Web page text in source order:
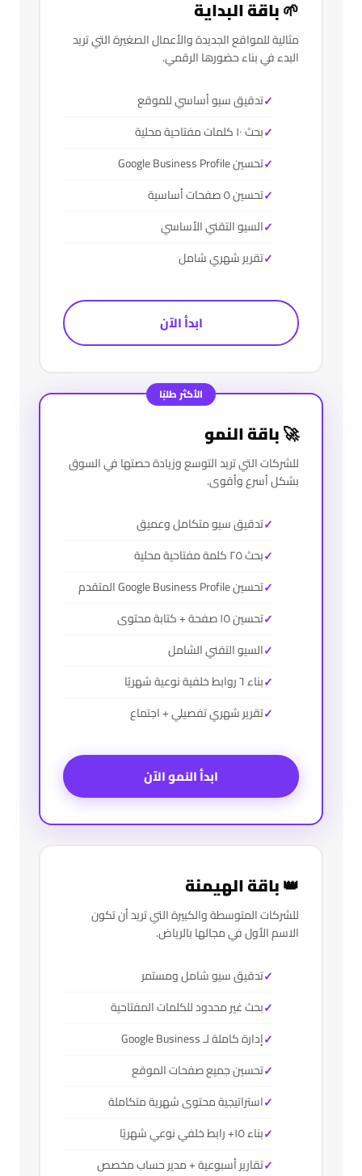
🌱 باقة البداية
مثالية للمواقع الجديدة والأعمال الصغيرة التي تريد
البدء في بناء حضورها الرقمي.
تدقيق سيو أساسي للموقع
بحث ١٠ كلمات مفتاحية محلية
تحسين Google Business Profile
تحسين ٥ صفحات أساسية
السيو التقني الأساسي
تقرير شهري شامل
ابدأ الآن
الأكثر طلبًا
🚀 باقة النمو
للشركات التي تريد التوسع وزيادة حصتها في السوق
بشكل أسرع وأقوى.
تدقيق سيو متكامل وعميق
بحث ٢٥ كلمة مفتاحية محلية
تحسين Google Business Profile المتقدم
تحسين ١٥ صفحة + كتابة محتوى
السيو التقني الشامل
بناء ٦ روابط خلفية نوعية شهريًا
تقرير شهري تفصيلي + اجتماع
ابدأ النمو الآن
👑 باقة الهيمنة
للشركات المتوسطة والكبيرة التي تريد أن تكون
الاسم الأول في مجالها بالرياض.
تدقيق سيو شامل ومستمر
بحث غير محدود للكلمات المفتاحية
إدارة كاملة لـ Google Business
تحسين جميع صفحات الموقع
استراتيجية محتوى شهرية متكاملة
بناء ١٥+ رابط خلفي نوعي شهريًا
تقارير أسبوعية + مدير حساب مخصص